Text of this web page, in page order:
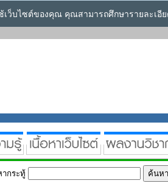
ว็บไซต์ของคุณ คุณสามารถศึกษารายละเอีย
กระทู้